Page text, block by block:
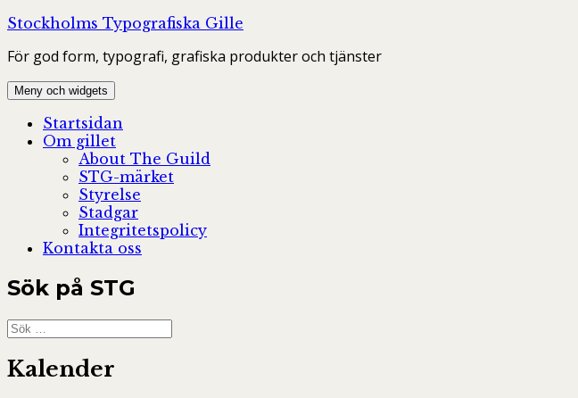
Hoppa
innehåll
Stockholms Typografiska Gille
För god form, typografi, grafiska produkter och tjänster
Meny och widgets
Startsidan
Om gillet
About The Guild
STG-märket
Styrelse
Stadgar
Integritetspolicy
Kontakta oss
Sök på STG
Sök
efter:
Kalender